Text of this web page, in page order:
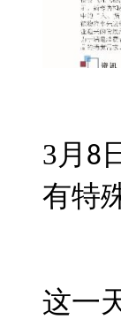
3月 8
有特
这一